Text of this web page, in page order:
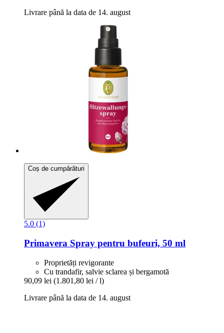
Livrare până la data de 14. august
Coș de cumpărături
5.0 (1)
Primavera Spray pentru bufeuri, 50 ml
Proprietăți revigorante
Cu trandafir, salvie sclarea și bergamotă
90,09 lei (1.801,80 lei / l)
Livrare până la data de 14. august